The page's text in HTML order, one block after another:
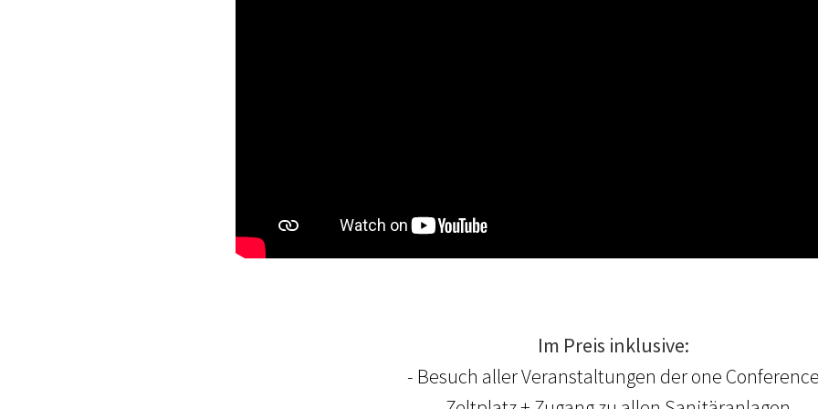
Im Preis inklusive:
- Besuch aller Veranstaltungen der one